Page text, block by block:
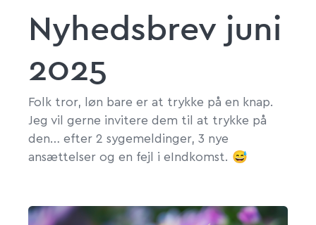
Nyhedsbrev juni
2025
Folk tror, løn bare er at trykke på en knap.
Jeg vil gerne invitere dem til at trykke på
den… efter 2 sygemeldinger, 3 nye
ansættelser og en fejl i eIndkomst. 😅